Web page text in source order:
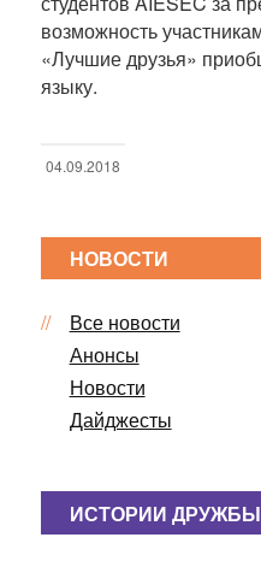
возможность
«Лучшие друзья»
языку.
04.09.2018
в
а
з
НОВОСТИ
Все новости
Анонсы
Новости
Дайджесты
ИСТОРИИ ДРУЖБЫ